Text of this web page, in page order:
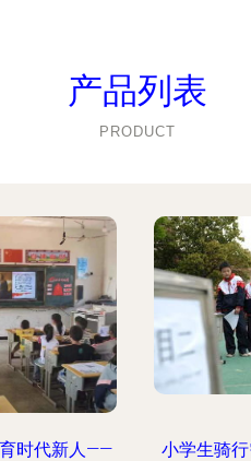
产品列表
PRODUCT
时代新人——
小学生骑